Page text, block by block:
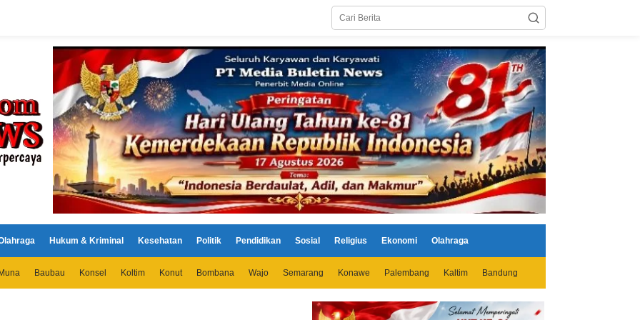
Hukum & Kriminal Kesehatan Politik Pendidikan Sosial Religius Ekonomi Olahraga
Baubau Konsel Koltim Konut Bombana Wajo Semarang Konawe Palembang Kaltim Bandung